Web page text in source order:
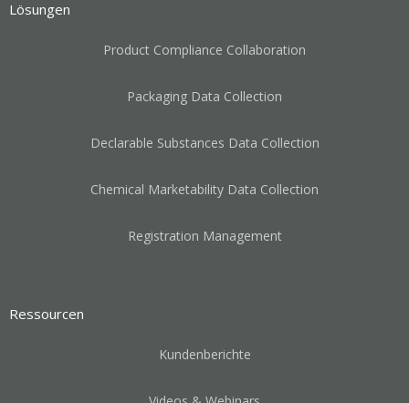
Lösungen
Product Compliance Collaboration
Packaging Data Collection
Declarable Substances Data Collection
Chemical Marketability Data Collection
Registration Management
Ressourcen
Kundenberichte